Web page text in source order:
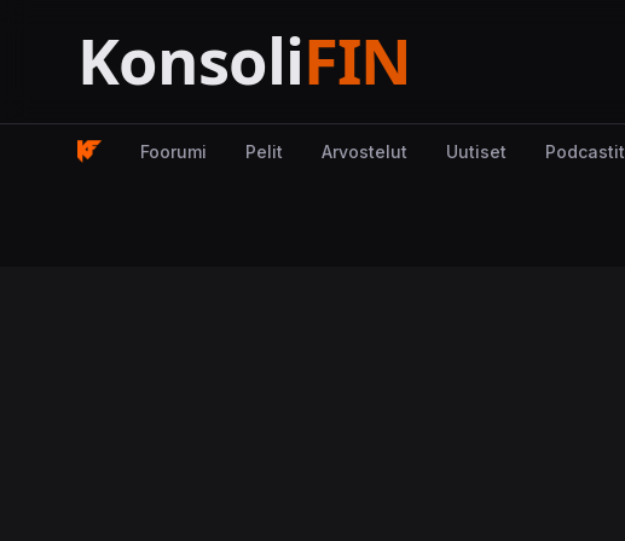
Foorumi Pelit Arvostelut Uutiset Podcastit